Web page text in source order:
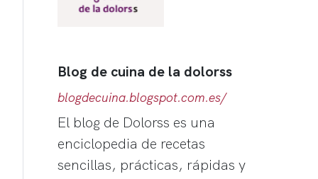
Blog de cuina de la dolorss
blogdecuina.blogspot.com.es/
El blog de Dolorss es una
enciclopedia de recetas
sencillas, prácticas, rápidas y